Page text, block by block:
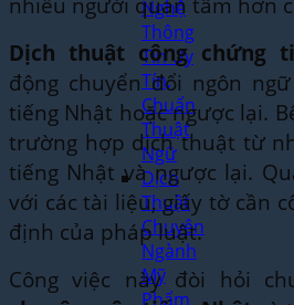
Nghệ
Thông
Tin Uy
Tín,
Chuẩn
Thuật
Ngữ
Dịch
Thuật
Chuyên
Ngành
Mỹ
Phẩm
Dịch thuật công chứng
động chuyển đổi ngôn
tiếng Nhật hoặc ngược lại.
trường hợp dịch thuật từ
tiếng Nhật và ngược lại.
với các tài liệu, giấy tờ cần
định của pháp luật.
Công việc này đòi hỏi